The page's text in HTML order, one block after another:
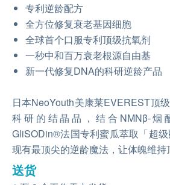
专利逆龄配方
全方位修复衰老基因细胞
全球首个口服专利顶级抗氧剂
一秒中和百万衰老根源自由基
新一代修复DNA的科研逆龄产品
日本NeoYouth美康莱EVEREST顶
科研的结晶品，结合NMNβ-烟
GliSODin®法国专利蜜瓜萃取「超
现有最顶尖的逆龄魔法，让体魄维持
送货